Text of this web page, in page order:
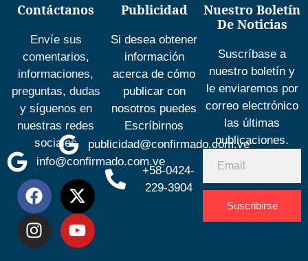
Contáctanos
Envíe sus
comentarios,
informaciones,
preguntas, dudas
y síguenos en
nuestras redes
sociales
info@confirmado.com.ve
Publicidad
Si desea obtener
información
acerca de cómo
publicar con
nosotros puedes
Escríbirnos
publicidad@confirmado.com.ve
+58-0424-
229-3904
Nuestro Boletín
De Noticias
Suscríbase a
nuestro boletín y
le enviaremos por
correo electrónico
las últimas
publicaciones.
Suscribirse